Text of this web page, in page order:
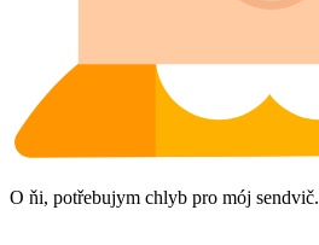
O ňi, potřebujym chlyb pro mój sendvič.